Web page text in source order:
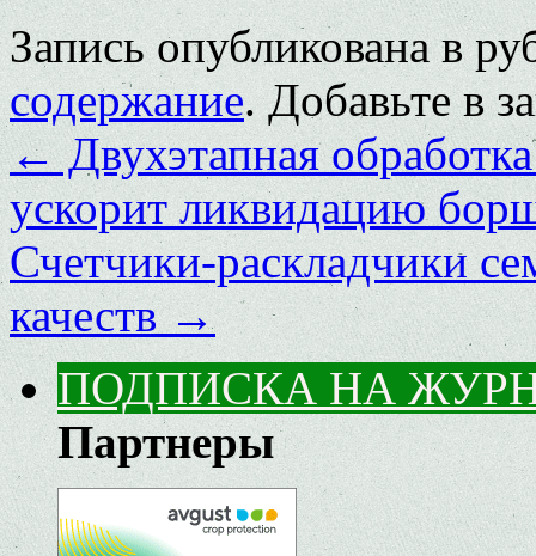
Запись опубликована в
содержание. Добавьте в
←Двухэтапная
ускорит ликвидацию
Счетчики-раскладчики
качеств→
ПОДПИСКА НА
Партнеры